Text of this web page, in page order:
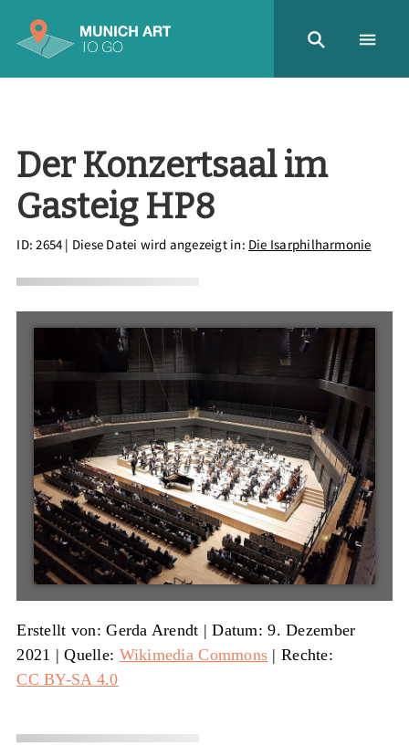
Der Konzertsaal im
Gasteig HP8
ID: 2654 | Diese Datei wird angezeigt in: Die Isarphilharmonie
Erstellt von: Gerda Arendt |Datum: 9. Dezember
2021 |Quelle: Wikimedia Commons | Rechte:
CC BY-SA 4.0